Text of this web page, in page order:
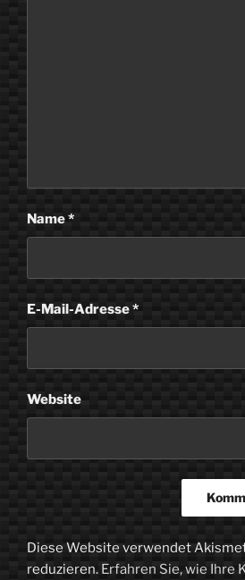
Name*
E-Mail-Adresse*
Website
Diese Website verwendet
reduzieren. Erfahren Sie, wie Ihre